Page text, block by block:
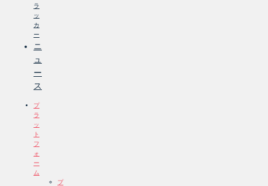
ラ
ッ
カ
ー
ニ
ュ
ー
ス
プ
ラ
ッ
ト
フ
ォ
ー
ム
プ